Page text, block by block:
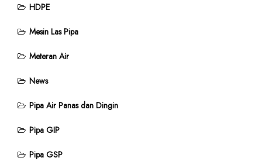
HDPE
Mesin Las Pipa
Meteran Air
News
Pipa Air Panas dan Dingin
Pipa GIP
Pipa GSP